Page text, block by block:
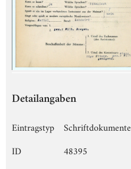
Detailangaben
Eintragstyp
Schriftdokumente
ID
48395